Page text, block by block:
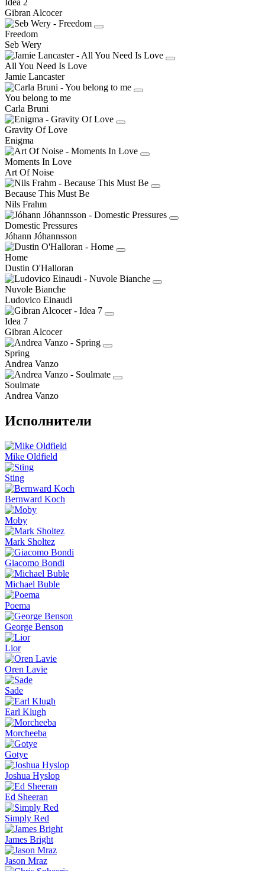
Gibran Alcocer
Freedom
Seb Wery
All You Need Is Love
Jamie Lancaster
You belong to me
Carla Bruni
Gravity Of Love
Enigma
Moments In Love
Art Of Noise
Because This Must Be
Nils Frahm
Domestic Pressures
Jóhann Jóhannsson
Home
Dustin O'Halloran
Nuvole Bianche
Ludovico Einaudi
Idea 7
Gibran Alcocer
Spring
Andrea Vanzo
Soulmate
Andrea Vanzo
Исполнители
Mike Oldfield
Sting
Bernward Koch
Moby
Mark Sholtez
Giacomo Bondi
Michael Buble
Poema
George Benson
Lior
Oren Lavie
Sade
Earl Klugh
Morcheeba
Gotye
Joshua Hyslop
Ed Sheeran
Simply Red
James Bright
Jason Mraz